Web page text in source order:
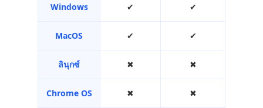
Windows ✔︎ ✔︎
MacOS ✔︎ ✔︎
ลินุกซ์ ✖︎ ✖︎
Chrome OS ✖︎ ✖︎